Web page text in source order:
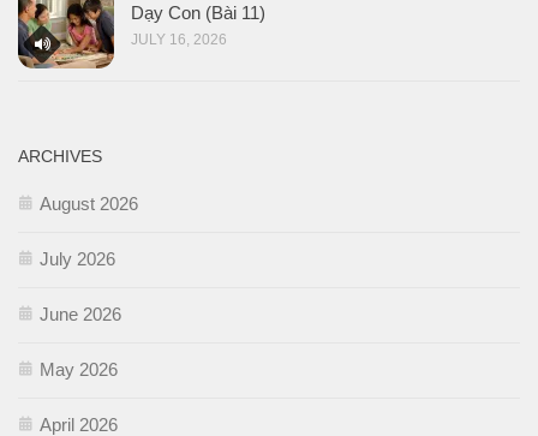
Dạy Con (Bài 11)
JULY 16, 2026
ARCHIVES
August 2026
July 2026
June 2026
May 2026
April 2026